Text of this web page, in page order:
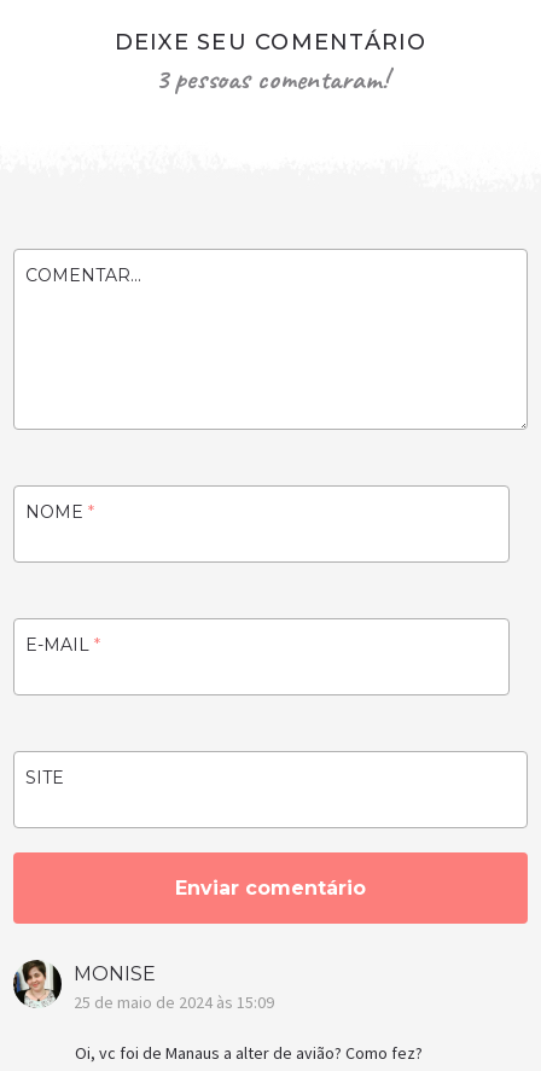
DEIXE SEU COMENTÁRIO
3 pessoas comentaram!
COMENTAR...
NOME*
E-MAIL*
SITE
MONISE
25 de maio de 2024 às 15:09
Oi, vc foi de Manaus a alter de avião? Como fez?